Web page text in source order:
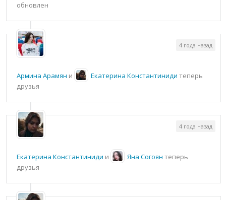
обновлен
Армина Арамян и Екатерина Константиниди теперь
друзья
4 года назад
Екатерина Константиниди и Яна Согоян теперь
друзья
4 года назад